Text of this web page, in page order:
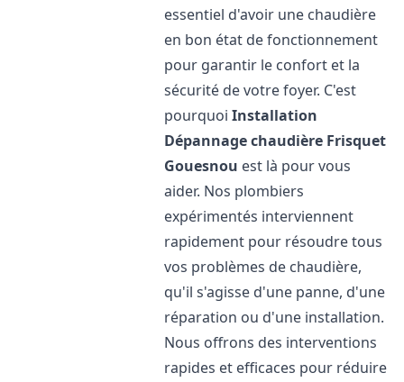
essentiel d'avoir une chaudière
en bon état de fonctionnement
pour garantir le confort et la
sécurité de votre foyer. C'est
pourquoiInstallation
Dépannage chaudière Frisquet
Gouesnou est là pour vous
aider. Nos plombiers
expérimentés interviennent
rapidement pour résoudre tous
vos problèmes de chaudière,
qu'il s'agisse d'une panne, d'une
réparation ou d'une installation.
Nous offrons des interventions
rapides et efficaces pour réduire